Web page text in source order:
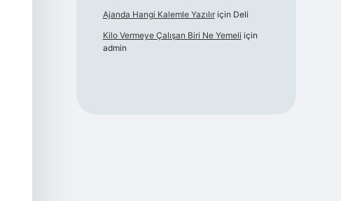
Ajanda Hangi Kalemle Yazılıriçin Deli
Kilo Vermeye Çalışan Biri Ne Yemeli için
admin